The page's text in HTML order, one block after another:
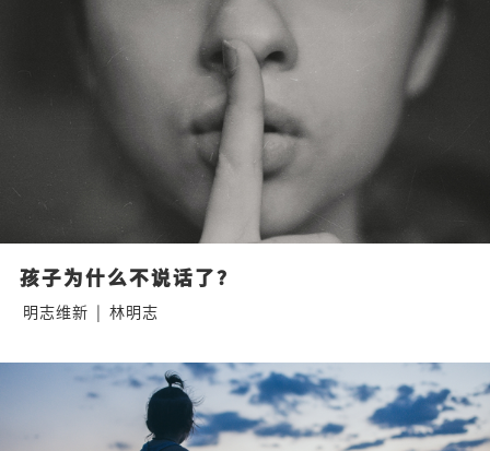
孩子为什么不说话了？
明志维新 | 林明志